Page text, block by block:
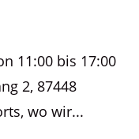
11:00 bis 17:00
2, 87448
wo wir...